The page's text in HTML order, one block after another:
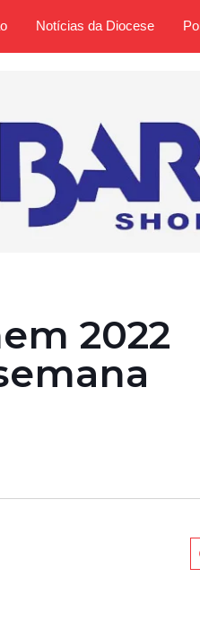
Notícias da Diocese
2022